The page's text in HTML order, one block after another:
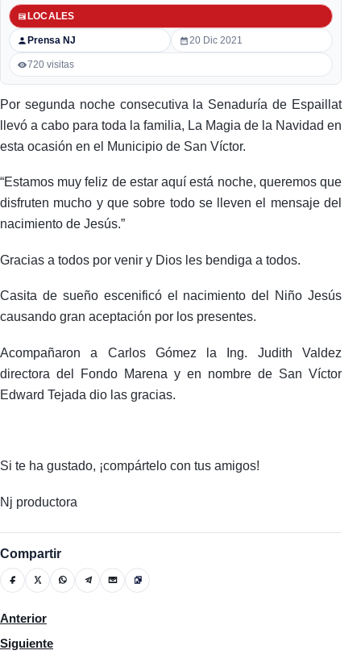
Prensa NJ
LOCALES
20 Dic 2021
720 visitas
Por segunda noche consecutiva la Senaduría de Espaillat
llevó a cabo para toda la familia, La Magia de la Navidad en
esta ocasión en el Municipio de San Víctor.
“Estamos muy feliz de estar aquí está noche, queremos que
disfruten mucho y que sobre todo se lleven el mensaje del
nacimiento de Jesús.”
Gracias a todos por venir y Dios les bendiga a todos.
Casita de sueño escenificó el nacimiento del Niño Jesús
causando gran aceptación por los presentes.
Acompañaron a Carlos Gómez la Ing. Judith Valdez
directora del Fondo Marena y en nombre de San Víctor
Edward Tejada dio las gracias.
Si te ha gustado, ¡compártelo con tus amigos!
Nj productora
Compartir
Artículo anterior: Navidad Pa’ Moca
Anterior
Artículo siguiente: La Senaduría de Espaillat Inicia en Jamao al
Siguiente